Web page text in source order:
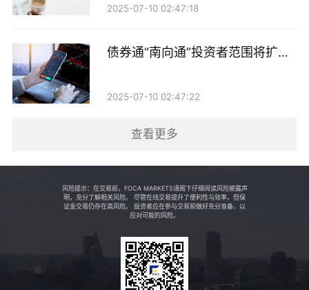
转型。数字化已深度嵌入证券公司的前中后台，成为提
柱。
人工智能如何系统性重构证券业的竞争力？券商在推进
技术在经纪、投顾、投研、运营等实际业务中如何落地
中金公司首席信息官程龙与中信建投证券执委会委员、
首席信息官肖钢将作为重磅嘉宾，分享各自企业在数字
化转型中的体系化构建与创新实践，为行业提供具备参
2025-07-10 02:47:18
债券通“南向通”投资者范围将扩至
2025-07-10 02:47:22
查看更多
风险提示：在交易前，FOCA MARKETS请阁下仔细阅读风险披露声
明，充分了解相关风险。 尽管在线交易提升了便利性与效率，但保
证金交易仍存在高风险。 投资者应在参与交易前做好充分准备，以
应对可能的风险。